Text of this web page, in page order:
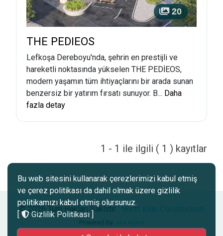
20
THE PEDIEOS
Lefkoşa Dereboyu'nda, şehrin en prestijli ve
hareketli noktasında yükselen THE PEDİEOS,
modern yaşamın tüm ihtiyaçlarını bir arada sunan
benzersiz bir yatırım fırsatı sunuyor. B... Daha
fazla detay
1 - 1 ile ilgili ( 1 ) kayıtlar
© 2026 Tüm Hakları Saklıdır .
Powered by
Bu web sitesini kullanarak çerezlerimizi kabul etmiş
ve çerez politikası da dahil olmak üzere gizlilik
politikamızı kabul etmiş olursunuz.
[
Gizlilik Politikası]